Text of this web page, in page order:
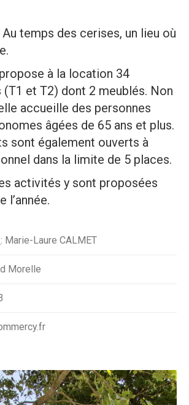
temps des cerises, un lieu où
à la location 34
(T1 et T2) dont 2 meublés. Non
accueille des personnes
âgées de 65 ans et plus.
sont également ouverts à
dans la limite de 5 places.
activités y sont proposées
l’année.
: Marie-Laure CALMET
Morelle